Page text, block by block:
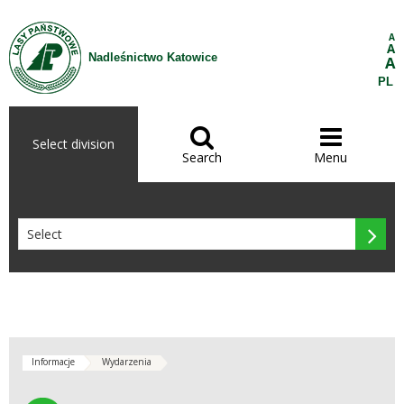
Skip to Content
Nadleśnictwo Katowice
A
A
A
PL
Select division 
Search

Menu

Informacje Wydarzenia